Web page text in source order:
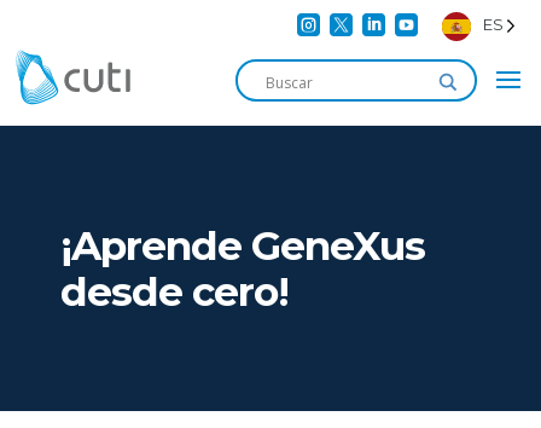
    ES
¡Aprende GeneXus
desde cero!